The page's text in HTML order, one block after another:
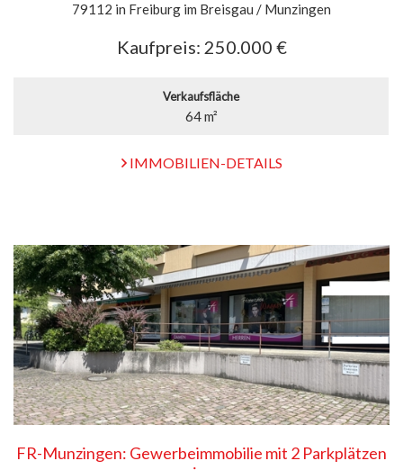
79112 in Freiburg im Breisgau / Munzingen
Kaufpreis: 250.000 €
Verkaufsfläche
64 m²
IMMOBILIEN-DETAILS
FR-Munzingen: Gewerbeimmobilie mit 2 Parkplätzen